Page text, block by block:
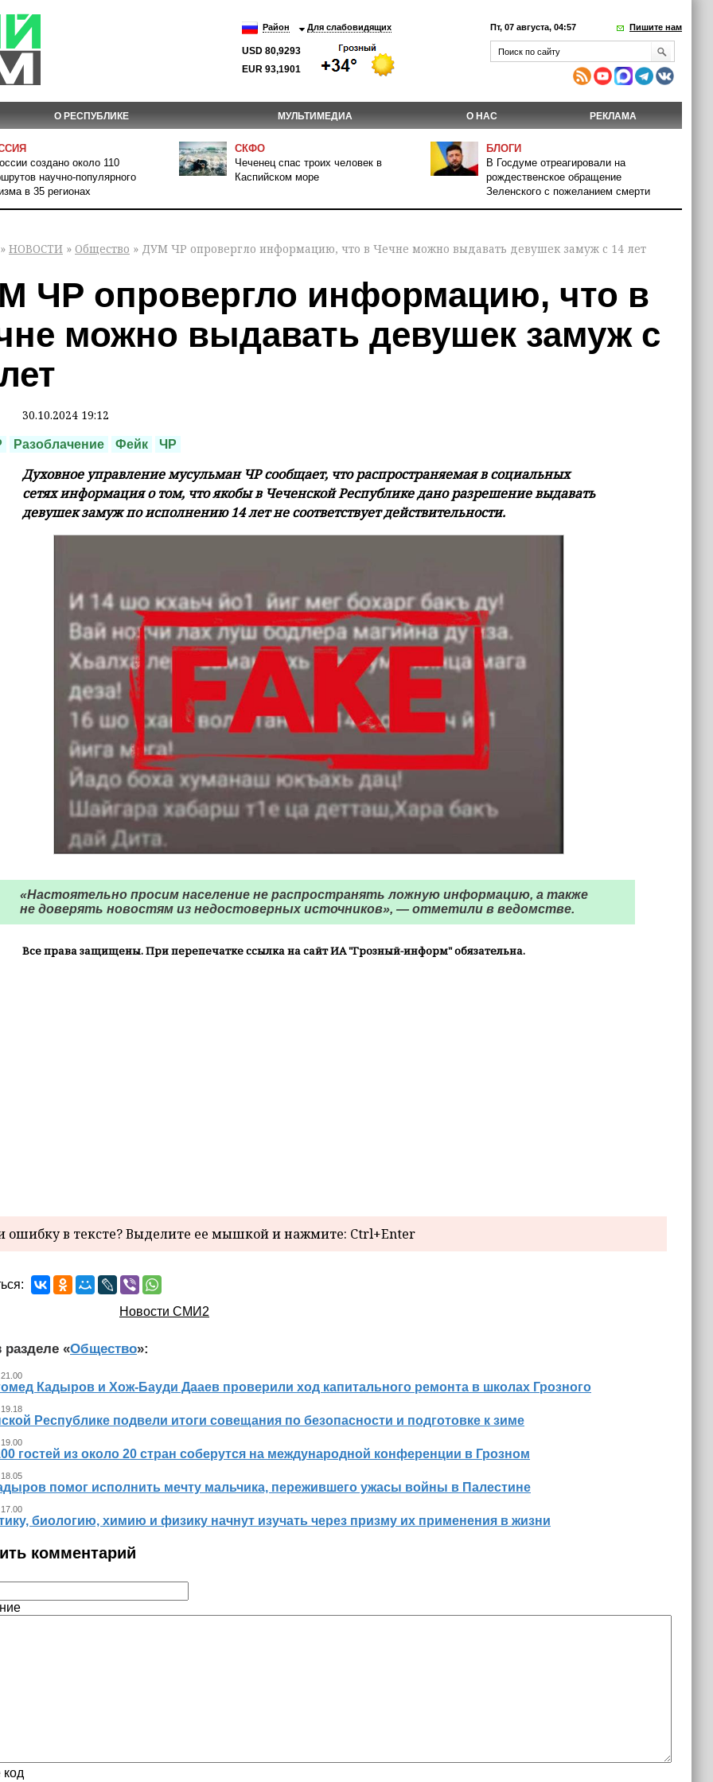
Район Для слабовидящих
USD 80,9293
EUR 93,1901
Пт, 07 августа, 04:57 Пишите нам
О РЕСПУБЛИКЕ МУЛЬТИМЕДИА О НАС РЕКЛАМА
создано около 110
научно-популярного
в 35 регионах
СКФО
Чеченец спас троих человек в
Каспийском море
БЛОГИ
В Госдуме отреагировали на
рождественское обращение
Зеленского с пожеланием смерти
» НОВОСТИ » Общество » ДУМ ЧР опровергло информацию, что в Чечне можно выдавать девушек замуж с 14 лет
ЧР опровергло информацию, что в
можно выдавать девушек замуж с
30.10.2024 19:12
Разоблачение Фейк ЧР
Духовное управление мусульман ЧР сообщает, что распространяемая в социальных
сетях информация о том, что якобы в Чеченской Республике дано разрешение выдавать
девушек замуж по исполнению 14 лет не соответствует действительности.
«Настоятельно просим население не распространять ложную информацию, а также
не доверять новостям из недостоверных источников», — отметили в ведомстве.
Все права защищены. При перепечатке ссылка на сайт ИА "Грозный-информ" обязательна.
в тексте? Выделите ее мышкой и нажмите: Ctrl+Enter
Новости СМИ2
разделе «Общество»:
Кадыров и Хож-Бауди Дааев проверили ход капитального ремонта в школах Грозного
Республике подвели итоги совещания по безопасности и подготовке к зиме
гостей из около 20 стран соберутся на международной конференции в Грозном
помог исполнить мечту мальчика, пережившего ужасы войны в Палестине
биологию, химию и физику начнут изучать через призму их применения в жизни
комментарий
код